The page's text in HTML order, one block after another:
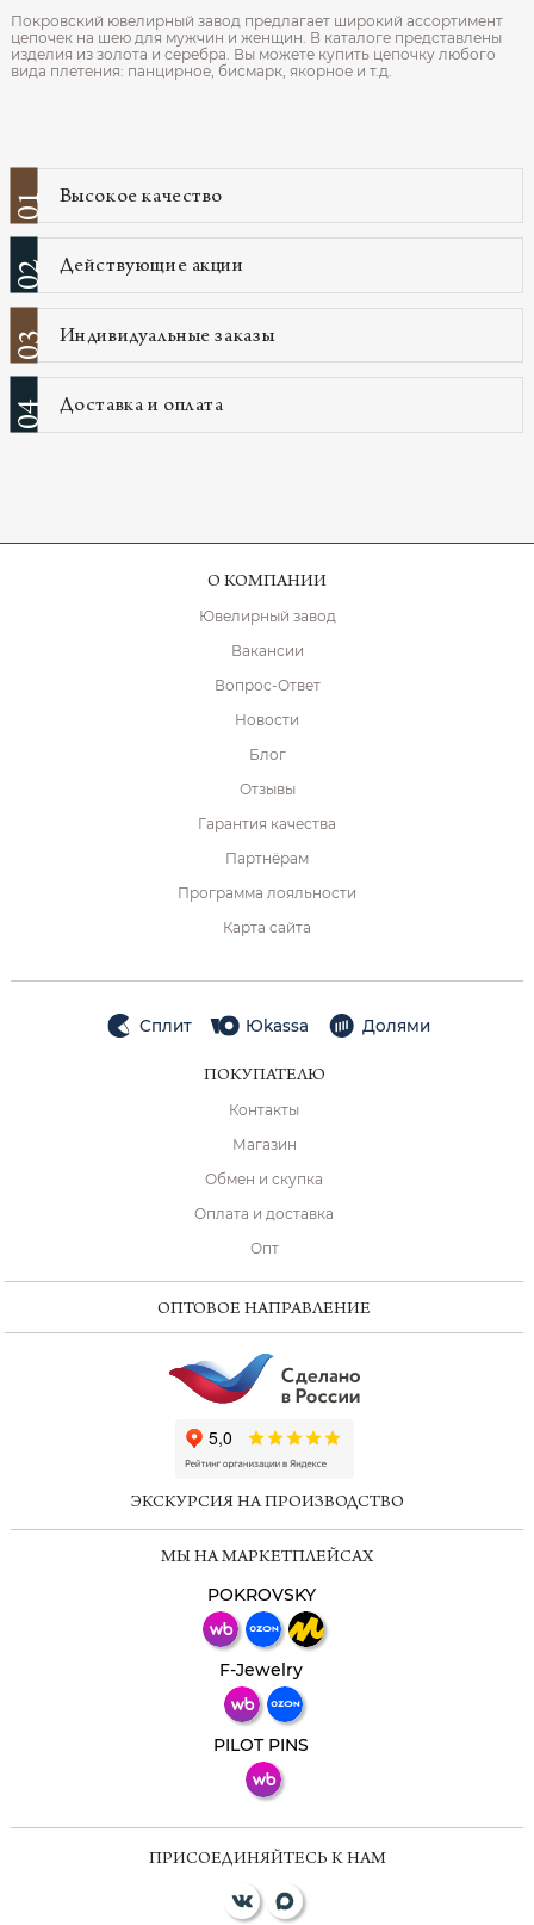
Покровский ювелирный завод предлагает широкий ассортимент
цепочек на шею для мужчин и женщин. В каталоге представлены
изделия из золота и серебра. Вы можете купить цепочку любого
вида плетения: панцирное, бисмарк, якорное и т.д.
01 Высокое качество
02 Действующие акции
03 Индивидуальные заказы
04 Доставка и оплата
О КОМПАНИИ
Ювелирный завод
Вакансии
Вопрос-Ответ
Новости
Блог
Отзывы
Гарантия качества
Партнёрам
Программа лояльности
Карта сайта
Сплит Юkassa Долями
ПОКУПАТЕЛЮ
Контакты
Магазин
Обмен и скупка
Оплата и доставка
Опт
ОПТОВОЕ НАПРАВЛЕНИЕ
ЭКСКУРСИЯ НА ПРОИЗВОДСТВО
МЫ НА МАРКЕТПЛЕЙСАХ
POKROVSKY
F-Jewelry
PILOT PINS
ПРИСОЕДИНЯЙТЕСЬ К НАМ